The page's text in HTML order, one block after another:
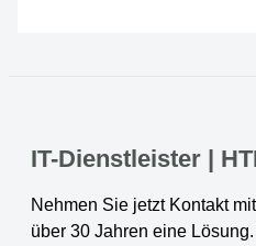
IT-Dienstleister |
Nehmen Sie jetzt Kontakt
über 30 Jahren eine